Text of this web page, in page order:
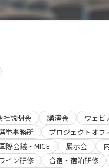
社説明会 講演会 ウェビ
挙事務所 プロジェクトオフ
国際会議・MICE 展示会
イン研修 合宿・宿泊研修